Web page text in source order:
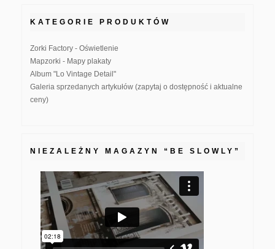
KATEGORIE PRODUKTÓW
Zorki Factory - Oświetlenie
Mapzorki - Mapy plakaty
Album "Lo Vintage Detail"
Galeria sprzedanych artykułów (zapytaj o dostępność i aktualne
ceny)
NIEZALEŻNY MAGAZYN “BE SLOWLY”